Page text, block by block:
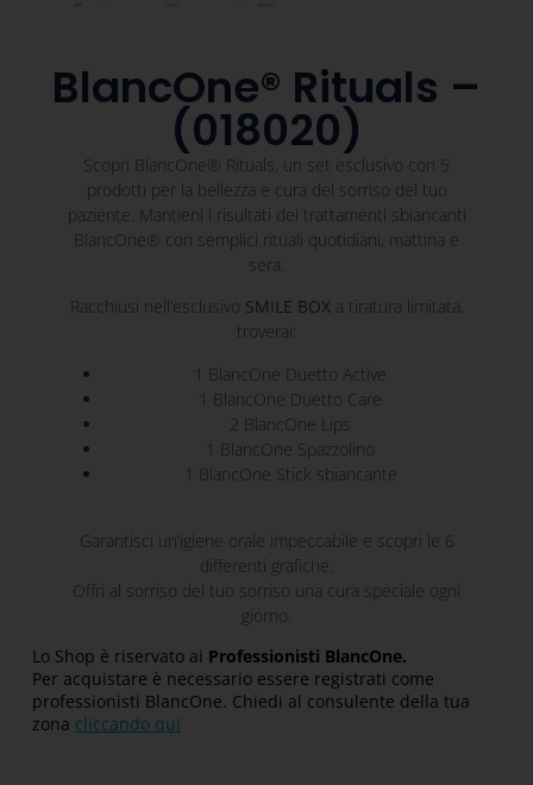
BlancOne® Rituals –
(018020)
Scopri BlancOne® Rituals, un set esclusivo con 5
prodotti per la bellezza e cura del sorriso del tuo
paziente. Mantieni i risultati dei trattamenti sbiancanti
BlancOne® con semplici rituali quotidiani, mattina e
sera.
Racchiusi nell’esclusivo SMILE BOXa tiratura limitata,
troverai:
1 BlancOne Duetto Active
1 BlancOne Duetto Care
2 BlancOne Lips
1 BlancOne Spazzolino
1 BlancOne Stick sbiancante
Garantisci un’igiene orale impeccabile e scopri le 6
differenti grafiche.
Offri al sorriso del tuo sorriso una cura speciale ogni
giorno.
Lo Shop è riservato ai Professionisti BlancOne.
Per acquistare è necessario essere registrati come
professionisti BlancOne. Chiedi al consulente della tua
zona cliccando qui